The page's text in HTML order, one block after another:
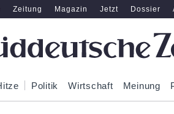
Zeitung Magazin Jetzt Dossier
Politik Wirtschaft Meinung